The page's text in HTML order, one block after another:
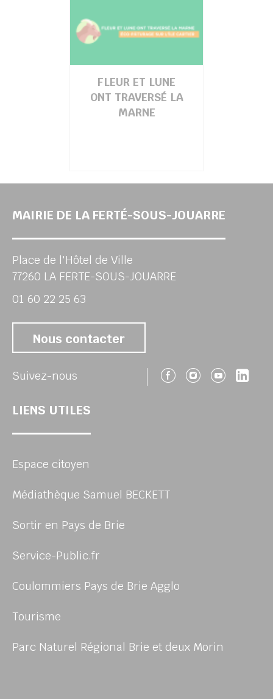
FLEUR ET LUNE
ONT TRAVERSÉ LA
MARNE
MAIRIE DE LA FERTÉ-SOUS-JOUARRE
Place de l'Hôtel de Ville
77260 LA FERTE-SOUS-JOUARRE
01 60 22 25 63
Nous contacter
Suivez-nous Suivez-nous
Suivez-
LIENS UTILES
Espace citoyen
Médiathèque Samuel BECKETT
Sortir en Pays de Brie
Service-Public.fr
Coulommiers Pays de Brie Agglo
Tourisme
Parc Naturel Régional Brie et deux Morin